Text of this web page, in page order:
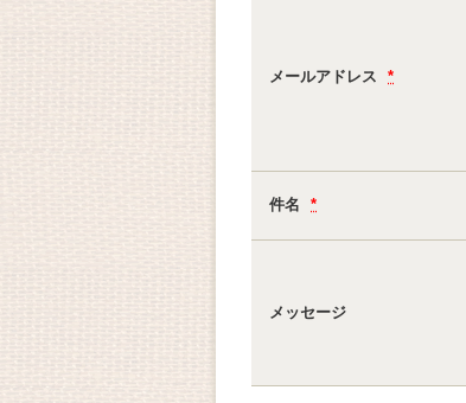
メールアドレス *
件名 *
メッセージ